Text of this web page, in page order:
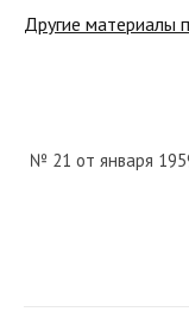
Другие материалы
№ 21 от января